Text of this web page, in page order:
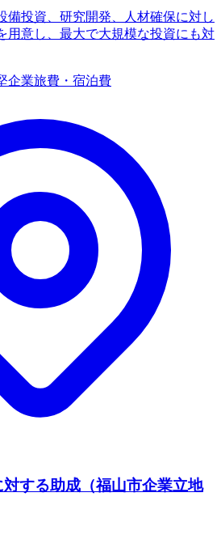
備投資、研究開発、人材確保に対し
用意し、最大で大規模な投資にも対
企業旅費・宿泊費
する助成（福山市企業立地